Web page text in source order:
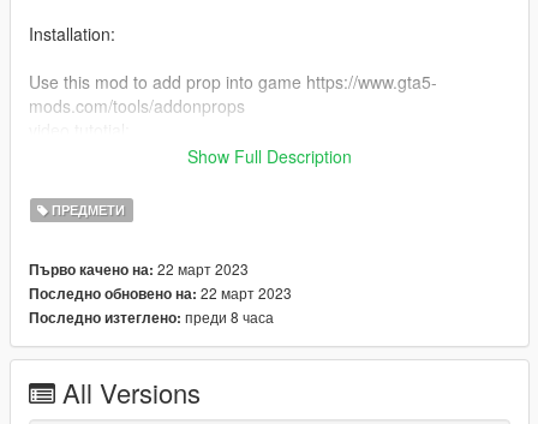
Installation:
Use this mod to add prop into game https://www.gta5-
mods.com/tools/addonprops
Show Full Description
ПРЕДМЕТИ
Първо качено на: 22 март 2023
Последно обновено на: 22 март 2023
Последно изтеглено: преди 8 часа
All Versions